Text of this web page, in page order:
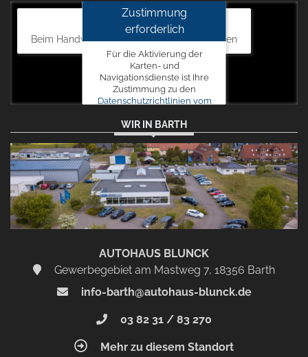
Autohaus Blunck
Beim Handweiser 19, 18311 Ribnitz-Damgarten
Zustimmung
erforderlich
Für die Aktivierung der
Karten- und
Navigationsdienste ist Ihre
Zustimmung zu den
Datenschutzrichtlinien vom
erforderlich.
Zustimmen
und
aktivieren
WIR IN BARTH
AUTOHAUS BLUNCK
Gewerbegebiet am Mastweg 7, 18356 Barth
info-barth@autohaus-blunck.de
03 82 31 / 83 270
Mehr zu diesem Standort